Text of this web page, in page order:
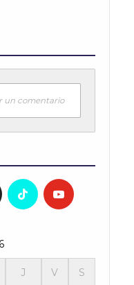
un comentario
J V S